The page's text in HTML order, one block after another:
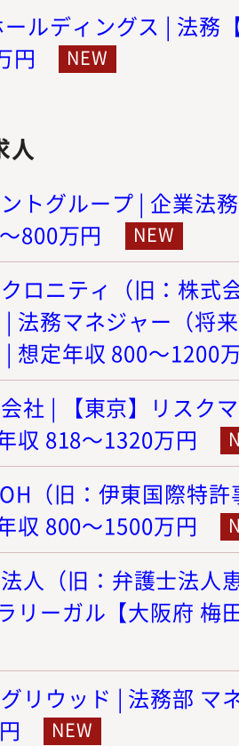
ルディングス | 法務
円
人
トグループ | 企業法
800万円
ロニティ（旧：株式
法務マネジャー（将
想定年収 800～1200
社 | 【東京】リスク
収 818～1320万円
（旧：伊東国際特
収 800～1500万円
人（旧：弁護士法人
リーガル【大阪府 梅
リウッド | 法務部 マ